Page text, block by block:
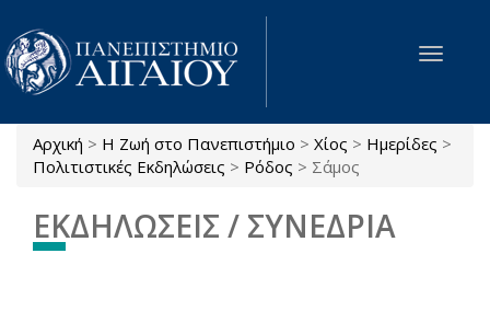
Παράκαμψη προς το κυρίως περιεχόμενο
Toggle
Είστε εδώ
Αρχική > Η Ζωή στο Πανεπιστήμιο > Χίος > Ημερίδες >
Πολιτιστικές Εκδηλώσεις > Ρόδος > Σάμος
ΕΚΔΗΛΩΣΕΙΣ / ΣΥΝΕΔΡΙΑ